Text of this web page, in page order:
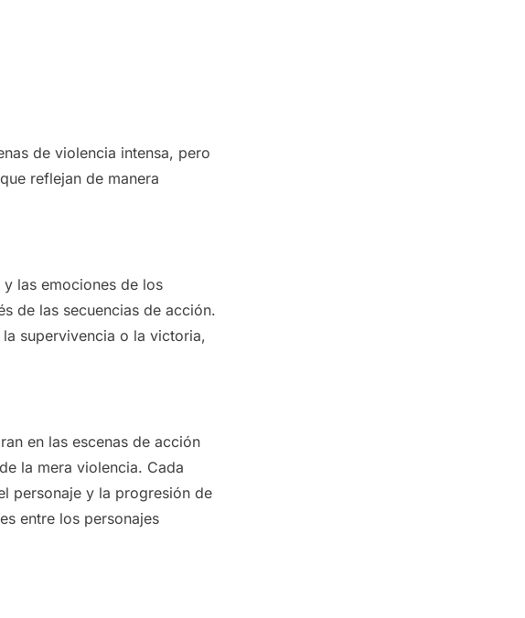
de violencia intensa, pero
reflejan de manera
las emociones de los
de las secuencias de acción.
supervivencia o la victoria,
en las escenas de acción
la mera violencia. Cada
personaje y la progresión de
entre los personajes